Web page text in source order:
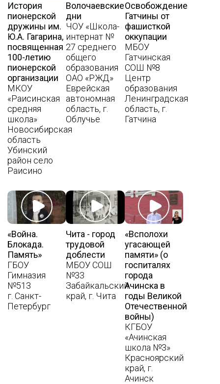
История
пионерской
дружины им.
Ю.А. Гагарина,
посвященная
100-летию
пионерской
организации
МКОУ
«Раисинская
средняя
школа»
Новосибирская
область
Убинский
район село
Раисино
Волочаевские
дни
ЧОУ «Школа-
интернат №
27 среднего
общего
образования
ОАО «РЖД»
Еврейская
автономная
область, г.
Облучье
Освобождение
Гатчины от
фашисткой
оккупации
МБОУ
Гатчинская
СОШ №8
Центр
образования
Ленинградская
область, г.
Гатчина
«Война.
Блокада.
Память»
ГБОУ
Гимназия
№513
г. Санкт-
Петербург
Чита - город
трудовой
доблести
МБОУ СОШ
№33
Забайкальский
край, г. Чита
«Всполохи
угасающей
памяти» (о
госпиталях
города
Ачинска в
годы Великой
Отечественной
войны)
КГБОУ
«Ачинская
школа №3»
Красноярский
край, г.
Ачинск